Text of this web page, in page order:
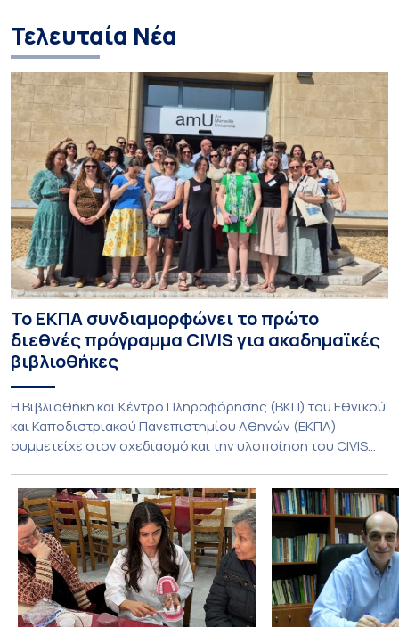
Τελευταία Νέα
Το ΕΚΠΑ συνδιαμορφώνει το πρώτο
διεθνές πρόγραμμα CIVIS για ακαδημαϊκές
βιβλιοθήκες
Η Βιβλιοθήκη και Κέντρο Πληροφόρησης (ΒΚΠ) του Εθνικού
και Καποδιστριακού Πανεπιστημίου Αθηνών (ΕΚΠΑ)
συμμετείχε στον σχεδιασμό και την υλοποίηση του CIVIS
Libraries and Participatory Culture” (IMOTION), το οποίο
πραγματοποιήθηκε με διαδικτυακές και δια ζώσης
εκπαιδευτικές δράσεις από τις 3 Ιουνίου έως τις 10 Ιουλίου
2026. Το πρόγραμμα αποτελεί […]